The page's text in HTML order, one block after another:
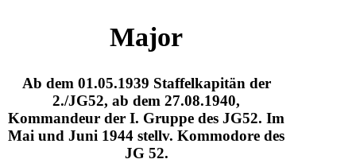
Major
Ab dem 01.05.1939 Staffelkapitän der
2./JG52, ab dem 27.08.1940,
Kommandeur der I. Gruppe des JG52. Im
Mai und Juni 1944 stellv. Kommodore des
JG 52.